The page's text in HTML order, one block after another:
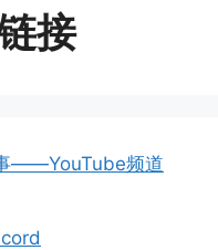
接
——YouTube频道